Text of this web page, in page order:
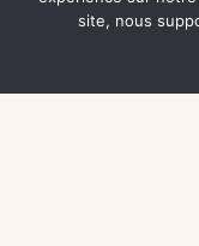
NOS SOUTIENS
site, nous